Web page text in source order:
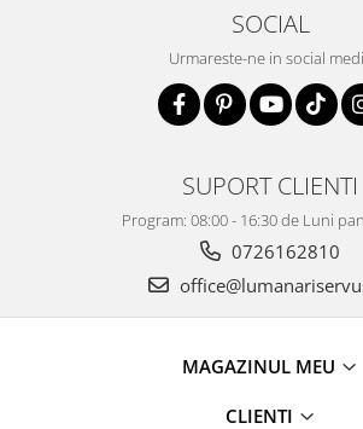
SOCIAL
Urmareste-ne in social
SUPORT CLIENTI
Program: 08:00 - 16:30 de Luni
0726162810
MAGAZINUL MEU
CLIENTI